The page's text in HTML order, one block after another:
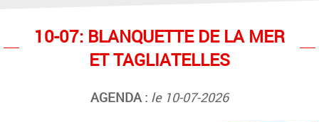
10-07: BLANQUETTE DE LA MER
ET TAGLIATELLES
AGENDA : le 10-07-2026